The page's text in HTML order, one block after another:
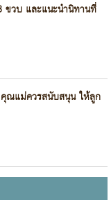
ขวบ และแนะนำนิทานที่
ณแม่ควรสนับสนุน ให้ลูก